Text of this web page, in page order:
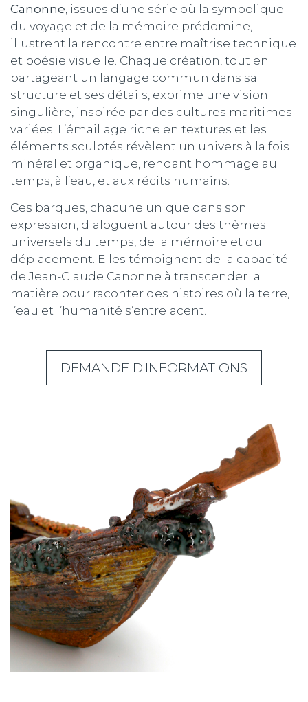
Canonne, issues d’une série où la symbolique
du voyage et de la mémoire prédomine,
illustrent la rencontre entre maîtrise technique
et poésie visuelle. Chaque création, tout en
partageant un langage commun dans sa
structure et ses détails, exprime une vision
singulière, inspirée par des cultures maritimes
variées. L’émaillage riche en textures et les
éléments sculptés révèlent un univers à la fois
minéral et organique, rendant hommage au
temps, à l’eau, et aux récits humains.
Ces barques, chacune unique dans son
expression, dialoguent autour des thèmes
universels du temps, de la mémoire et du
déplacement. Elles témoignent de la capacité
de Jean-Claude Canonne à transcender la
matière pour raconter des histoires où la terre,
l’eau et l’humanité s’entrelacent.
DEMANDE D'INFORMATIONS